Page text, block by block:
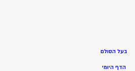
בעל הסולם
הדף היומי